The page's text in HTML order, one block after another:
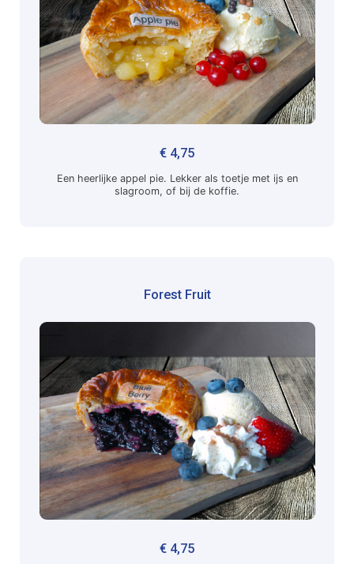
€ 4,75
Een heerlijke appel pie. Lekker als toetje met ijs en
slagroom, of bij de koffie.
Forest Fruit
€ 4,75